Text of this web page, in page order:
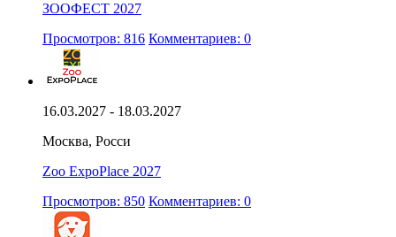
ЗООФЕСТ 2027
Просмотров: 816 Комментариев: 0
16.03.2027 - 18.03.2027
Москва, Росси
Zoo ExpoPlace 2027
Просмотров: 850 Комментариев: 0